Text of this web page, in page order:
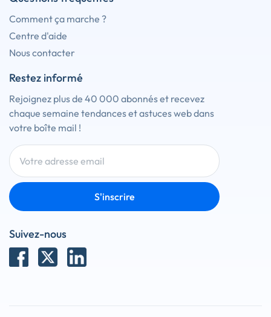
Comment ça marche ?
Centre d'aide
Nous contacter
Restez informé
Rejoignez plus de 40 000 abonnés et recevez
chaque semaine tendances et astuces web dans
votre boîte mail !
S'inscrire
Suivez-nous